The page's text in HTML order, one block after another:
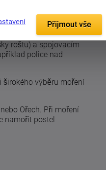
27 mm.
roštu) a spojovacím
police nad
širokého výběru moření
Ořech. Při moření
namořit postel
Přijmout vše